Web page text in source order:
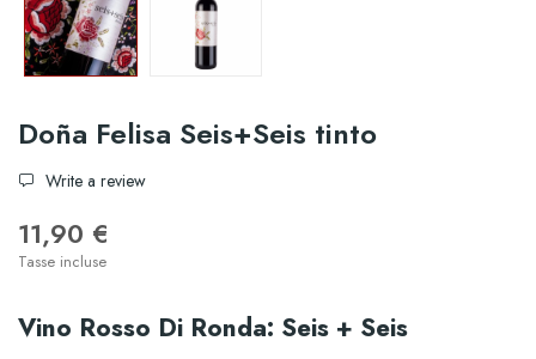
Doña Felisa Seis+Seis tinto
Write a review
11,90 €
Tasse incluse
Vino Rosso Di Ronda: Seis + Seis